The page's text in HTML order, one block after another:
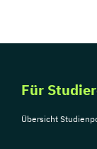
Für
Übersicht